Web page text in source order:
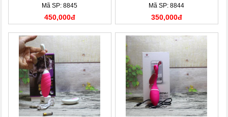
Mã SP: 8845
450,000đ
Mã SP: 8844
350,000đ